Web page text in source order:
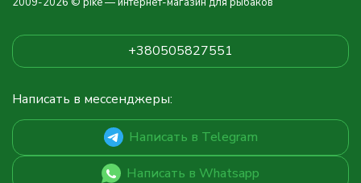
+380505827551
Написать в мессенджеры:
Написать в Telegram
Написать в Whatsapp